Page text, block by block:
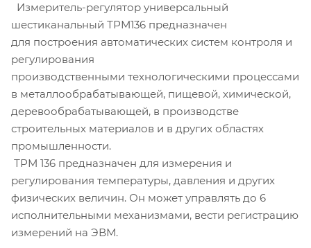
Измеритель-регулятор универсальный
шестиканальный ТРМ136 предназначен
для построения автоматических систем контроля и
регулирования
производственными технологическими процессами
в металлообрабатывающей, пищевой, химической,
деревообрабатывающей, в производстве
строительных материалов и в других областях
промышленности.
ТРМ 136 предназначен для измерения и
регулирования температуры, давления и других
физических величин. Он может управлять до 6
исполнительными механизмами, вести регистрацию
измерений на ЭВМ.